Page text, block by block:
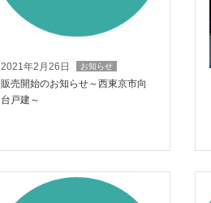
2021年2月26日 お知らせ
販売開始のお知らせ～西東京市向
台戸建～